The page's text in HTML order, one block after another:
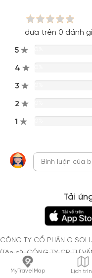
dựa trên 0 đánh
5
4
3
2
1
MyTravelMap Lịch
Tải
CÔNG TY CỔ PHẦN G
(Tên cũ: CÔNG TY CP TƯ
THƯƠNG MẠI VIỆT NAM)
Mã số doanh nghiệp: